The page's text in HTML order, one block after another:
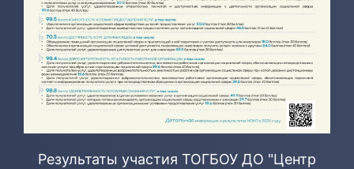
Результаты участия ТОГБОУ ДО "Центр